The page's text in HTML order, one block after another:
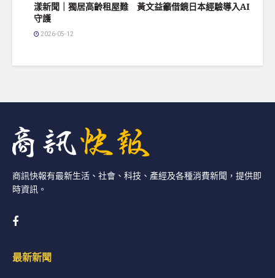
漾新聞｜獨居高齡租屋難 黃文益籲借鏡日本經驗導入AI
守護
2026-05-12
商訊快報有最新生活、社會、科技、產經及各種消費新聞，提供即
時資訊。
最新新聞